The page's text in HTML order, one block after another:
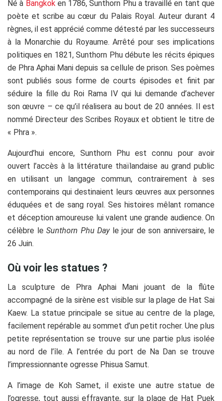
Né à Bangkok en 1786, Sunthorn Phu a travaillé en tant que
poète et scribe au cœur du Palais Royal. Auteur durant 4
règnes, il est apprécié comme détesté par les successeurs
à la Monarchie du Royaume. Arrêté pour ses implications
politiques en 1821, Sunthorn Phu débute les récits épiques
de Phra Aphai Mani depuis sa cellule de prison. Ses poèmes
sont publiés sous forme de courts épisodes et finit par
séduire la fille du Roi Rama IV qui lui demande d’achever
son œuvre – ce qu’il réalisera au bout de 20 années. Il est
nommé Directeur des Scribes Royaux et obtient le titre de
« Phra ».
Aujourd’hui encore, Sunthorn Phu est connu pour avoir
ouvert l’accès à la littérature thaïlandaise au grand public
en utilisant un langage commun, contrairement à ses
contemporains qui destinaient leurs œuvres aux personnes
éduquées et de sang royal. Ses histoires mêlant romance
et déception amoureuse lui valent une grande audience. On
célèbre le Sunthorn Phu Dayle jour de son anniversaire, le
26 Juin.
Où voir les statues ?
La sculpture de Phra Aphai Mani jouant de la flûte
accompagné de la sirène est visible sur la plage de Hat Sai
Kaew. La statue principale se situe au centre de la plage,
facilement repérable au sommet d’un petit rocher. Une plus
petite représentation se trouve sur une partie plus isolée
au nord de l’île. A l’entrée du port de Na Dan se trouve
l’impressionnante ogresse Phisua Samut.
A l’image de Koh Samet, il existe une autre statue de
l’ogresse, tout aussi effrayante, sur la plage de Hat Puek